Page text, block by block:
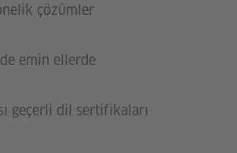
çözümler
emin ellerde
geçerli dil sertifikaları